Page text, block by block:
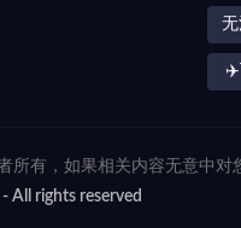
无
有，如果相关内容无意中
- All rights reserved